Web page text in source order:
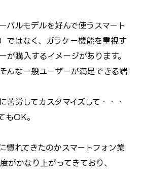
ルモデルを好んで使うスマート
ではなく、ガラケー機能を重視す
が購入するイメージがあります。
な一般ユーザーが満足できる端
苦労してカスタマイズして・・・
もOK。
慣れてきたのかスマートフォン業
がかなり上がってきており、